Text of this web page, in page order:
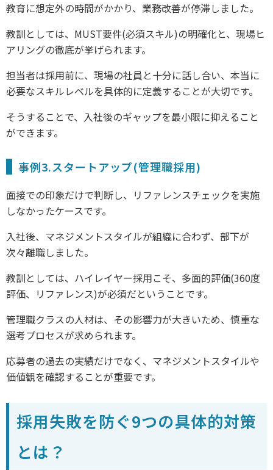
教育に想定外の時間がかかり、業務改善が停滞しました。
教訓としては、MUST要件(必須スキル)の明確化と、現場ヒ
アリングの徹底が挙げられます。
担当者は採用前に、現場の社員と十分に話し合い、本当に
必要なスキルレベルを具体的に定義することが大切です。
そうすることで、入社後のギャップを最小限に抑えること
ができます。
事例3.スタートアップ(管理職採用)
面接での印象だけで判断し、リファレンスチェックを実施
しなかったケースです。
入社後、マネジメントスタイルが組織に合わず、部下が
次々離職しました。
教訓としては、ハイレイヤー採用こそ、多面的評価(360度
評価、リファレンス)が必須だということです。
管理職クラスの人材は、その影響力が大きいため、慎重な
選考プロセスが求められます。
応募者の過去の実績だけでなく、マネジメントスタイルや
価値観を確認することが重要です。
採用失敗を防ぐ9つの具体的対策
とは？